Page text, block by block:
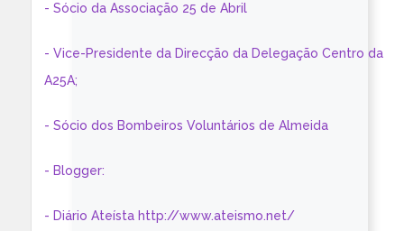
- Sócio da Associação 25 de Abril
- Vice-Presidente da Direcção da Delegação Centro da
A25A;
- Sócio dos Bombeiros Voluntários de Almeida
- Blogger:
- Diário Ateísta http://www.ateismo.net/